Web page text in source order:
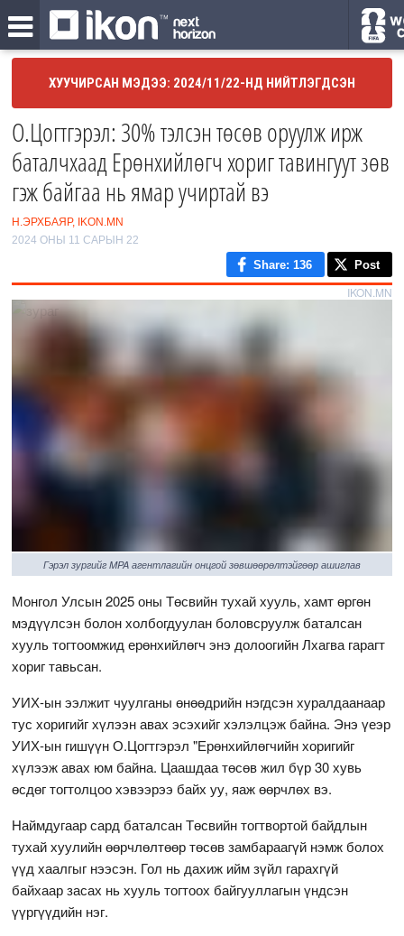
ХУУЧИРСАН МЭДЭЭ: 2024/11/22-НД НИЙТЛЭГДСЭН
О.Цогтгэрэл: 30% тэлсэн төсөв оруулж ирж
баталчхаад Ерөнхийлөгч хориг тавингуут зөв
гэж байгаа нь ямар учиртай вэ
Н.ЭРХБАЯР, IKON.MN
2024 ОНЫ 11 САРЫН 22
Share: 136 Post
IKON.MN
Гэрэл зургийг MPA агентлагийн онцгой зөвшөөрөлтэйгөөр ашиглав
Монгол Улсын 2025 оны Төсвийн тухай хууль, хамт өргөн
мэдүүлсэн болон холбогдуулан боловсруулж баталсан
хууль тогтоомжид ерөнхийлөгч энэ долоогийн Лхагва гарагт
хориг тавьсан.
УИХ-ын ээлжит чуулганы өнөөдрийн нэгдсэн хуралдаанаар
тус хоригийг хүлээн авах эсэхийг хэлэлцэж байна. Энэ үеэр
УИХ-ын гишүүн О.Цогтгэрэл "Ерөнхийлөгчийн хоригийг
хүлээж авах юм байна. Цаашдаа төсөв жил бүр 30 хувь
өсдөг тогтолцоо хэвээрээ байх уу, яаж өөрчлөх вэ.
Наймдугаар сард баталсан Төсвийн тогтвортой байдлын
тухай хуулийн өөрчлөлтөөр төсөв замбараагүй нэмж болох
үүд хаалгыг нээсэн. Гол нь дахиж ийм зүйл гарахгүй
байхаар засах нь хууль тогтоох байгууллагын үндсэн
үүргүүдийн нэг.